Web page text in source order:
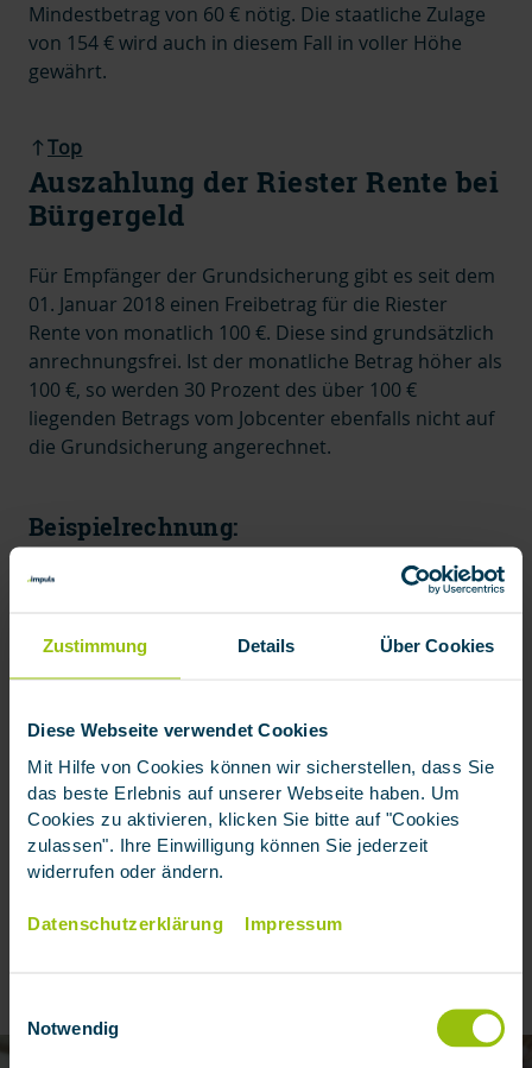
Zustimmung Details Über Cookies
Diese Webseite verwendet Cookies
Mit Hilfe von Cookies können wir sicherstellen, dass Sie
das beste Erlebnis auf unserer Webseite haben. Um
Cookies zu aktivieren, klicken Sie bitte auf "Cookies
zulassen". Ihre Einwilligung können Sie jederzeit
widerrufen oder ändern.
Datenschutzerklärung Impressum
Notwendig
Mindestbetrag von 60 € nötig. Die staatliche Zulage
von 154 € wird auch in diesem Fall in voller Höhe
gewährt.
Top
Auszahlung der Riester Rente bei
Bürgergeld
Für Empfänger der Grundsicherung gibt es seit dem
01. Januar 2018 einen Freibetrag für die Riester
Rente von monatlich 100 €. Diese sind grundsätzlich
anrechnungsfrei. Ist der monatliche Betrag höher als
100 €, so werden 30 Prozent des über 100 €
liegenden Betrags vom Jobcenter ebenfalls nicht auf
die Grundsicherung angerechnet.
Beispielrechnung:
Die monatliche Riester Rente beträgt 180 €.
kommen noch 30 Prozent der 80 € (die über dem
Freibetrag von 100 € liegen). Das entspricht 24 €.
Von den 180 € monatlicher Riester-Rente werden
einem Grundsicherungsempfänger also 124 € nicht
angerechnet und zusätzlich ausgezahlt.
impuls Redaktionsteam